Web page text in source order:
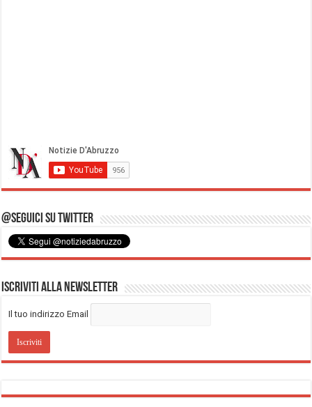
@Seguici su Twitter
Iscriviti alla Newsletter
Il tuo indirizzo Email